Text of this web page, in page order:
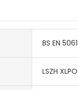
BS EN
LSZH XLPO